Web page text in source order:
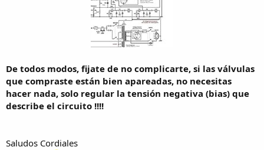
De todos modos, fijate de no complicarte, si las válvulas
que compraste están bien apareadas, no necesitas
hacer nada, solo regular la tensión negativa (bias) que
describe el circuito !!!!
Saludos Cordiales